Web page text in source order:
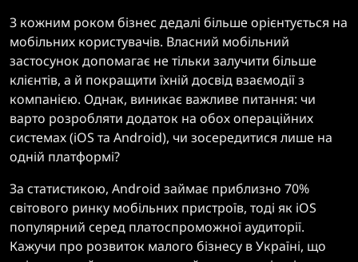
З кожним роком бізнес дедалі більше орієнтується на
мобільних користувачів. Власний мобільний
застосунок допомагає не тільки залучити більше
клієнтів, а й покращити їхній досвід взаємодії з
компанією. Однак, виникає важливе питання: чи
варто розробляти додаток на обох операційних
системах (iOS та Android), чи зосередитися лише на
одній платформі?
За статистикою, Android займає приблизно 70%
світового ринку мобільних пристроїв, тоді як iOS
популярний серед платоспроможної аудиторії.
Кажучи про розвиток малого бізнесу в Україні, що